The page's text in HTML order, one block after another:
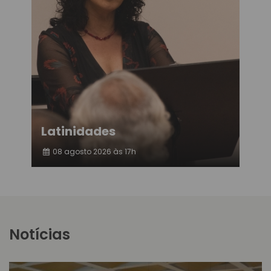
Latinidades
08 agosto 2026 às 17h
Notícias